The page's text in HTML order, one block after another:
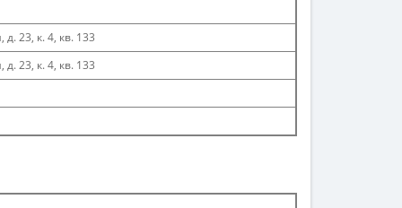
23, к. 4, кв. 133
23, к. 4, кв. 133